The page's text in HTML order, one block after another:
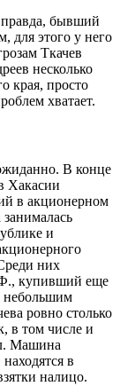
бывший
для этого у него
Ткачев
несколько
края, просто
хватает.
В конце
Хакасии
в акционерном
и
них
купивший еще
небольшим
ровно столько
в том числе и
Машина
в
налицо.